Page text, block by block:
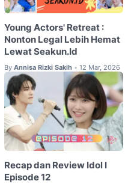
Young Actors' Retreat :
Nonton Legal Lebih Hemat
Lewat Seakun.Id
By Annisa Rizki Sakih • 12 Mar, 2026
Recap dan Review Idol I
Episode 12